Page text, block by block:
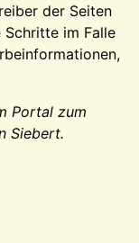
der Seiten
im Falle
Portal zum
Siebert.